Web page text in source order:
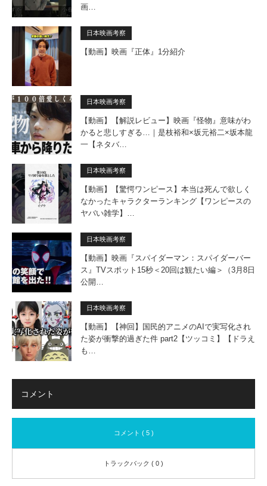
画…
日本映画考察
【動画】映画『正体』1分紹介
日本映画考察
【動画】【解説レビュー】映画『怪物』意味がわ
かると悲しすぎる…｜是枝裕和×坂元裕二×坂本龍
一【ネタバ…
日本映画考察
【動画】【驚愕ワンピース】本当は死んで欲しく
なかったキャラクターランキング【ワンピースの
ヤバい雑学】…
日本映画考察
【動画】映画『スパイダーマン：スパイダーバー
ス』TVスポット15秒＜20回は観たい編＞（3月8日
公開…
日本映画考察
【動画】【神回】国民的アニメのAIで実写化され
た姿が衝撃的過ぎた件 part2【ツッコミ】【ドラえ
も…
コメント
コメント ( 5 )
トラックバック ( 0 )